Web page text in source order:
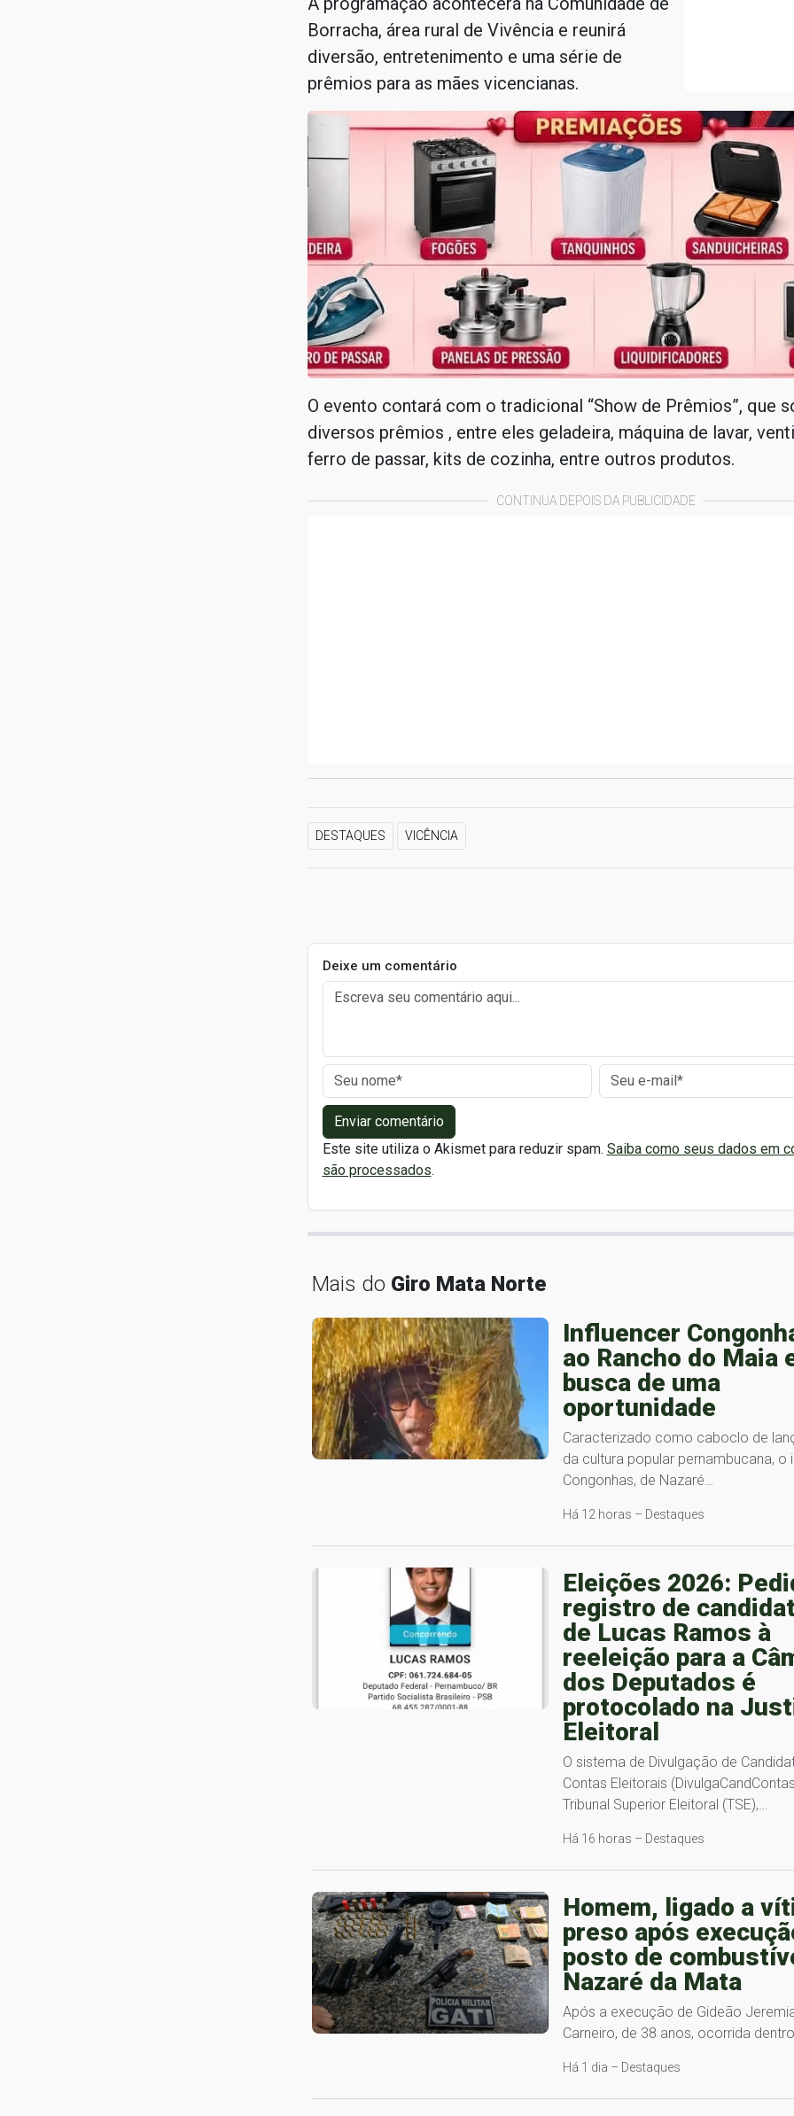
Borracha, área rural de Vivência e reunirá
diversão, entretenimento e uma série de
prêmios para as mães vicencianas.
O evento contará com o tradicional “Show de Prêmios”, que
diversos prêmios , entre eles geladeira, máquina de lavar,
ferro de passar, kits de cozinha, entre outros produtos.
CONTINUA DEPOIS DA PUBLICIDADE
DESTAQUES VICÊNCIA
Deixe um comentário
Enviar comentário
Este site utiliza o Akismet para reduzir spam. Saiba como seus dados em
são processados.
Mais do Giro Mata Norte
Influencer
ao Rancho do Maia
busca de uma
oportunidade
Caracterizado como caboclo de
da cultura popular pernambucana, o
Congonhas, de Nazaré…
Há 12 horas – Destaques
Eleições 2026:
registro de
de Lucas Ramos à
reeleição para a
dos Deputados é
protocolado na
Eleitoral
O sistema de Divulgação de
Contas Eleitorais
Tribunal Superior Eleitoral (TSE),…
Há 16 horas – Destaques
Homem, ligado a
preso após
posto de
Nazaré da Mata
Após a execução de Gideão
Carneiro, de 38 anos, ocorrida
Há 1 dia – Destaques